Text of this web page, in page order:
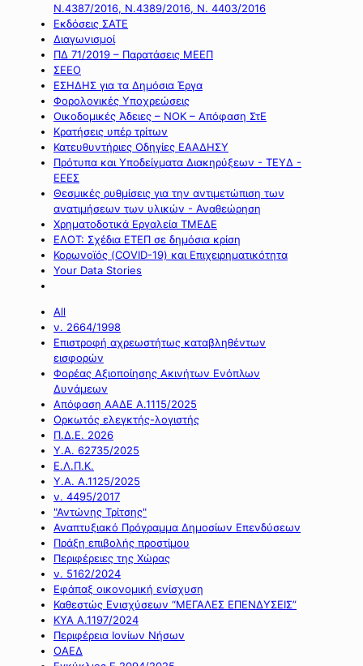
Ν.4387/2016, Ν.4389/2016, Ν. 4403/2016
Εκδόσεις ΣΑΤΕ
Διαγωνισμοί
ΠΔ 71/2019 – Παρατάσεις ΜΕΕΠ
ΣΕΕΟ
ΕΣΗΔΗΣ για τα Δημόσια Έργα
Φορολογικές Υποχρεώσεις
Οικοδομικές Άδειες – ΝΟΚ – Απόφαση ΣτΕ
Κρατήσεις υπέρ τρίτων
Κατευθυντήριες Οδηγίες ΕΑΑΔΗΣΥ
Πρότυπα και Υποδείγματα Διακηρύξεων - ΤΕΥΔ -
ΕΕΕΣ
Θεσμικές ρυθμίσεις για την αντιμετώπιση των
ανατιμήσεων των υλικών - Αναθεώρηση
Χρηματοδοτικά Εργαλεία ΤΜΕΔΕ
ΕΛΟΤ: Σχέδια ΕΤΕΠ σε δημόσια κρίση
Κορωνοϊός (COVID-19) και Επιχειρηματικότητα
Your Data Stories
All
ν. 2664/1998
Επιστροφή αχρεωστήτως καταβληθέντων
εισφορών
Φορέας Αξιοποίησης Ακινήτων Ενόπλων
Δυνάμεων
Απόφαση ΑΑΔΕ Α.1115/2025
Ορκωτός ελεγκτής-λογιστής
Π.Δ.Ε. 2026
Υ.Α. 62735/2025
Ε.Λ.Π.Κ.
Υ.Α. Α.1125/2025
ν. 4495/2017
"Αντώνης Τρίτσης"
Αναπτυξιακό Πρόγραμμα Δημοσίων Επενδύσεων
Πράξη επιβολής προστίμου
Περιφέρειες της Χώρας
ν. 5162/2024
Εφάπαξ οικονομική ενίσχυση
Καθεστώς Ενισχύσεων “ΜΕΓΑΛΕΣ ΕΠΕΝΔΥΣΕΙΣ”
ΚΥΑ Α.1197/2024
Περιφέρεια Ιονίων Νήσων
ΟΑΕΔ